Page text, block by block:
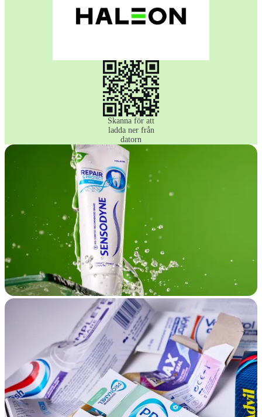
Skanna för att
ladda ner från
datorn